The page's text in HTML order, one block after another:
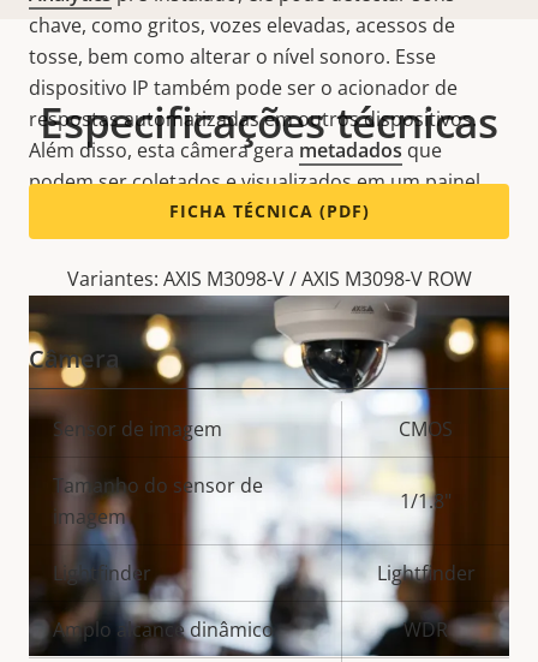
chave, como gritos, vozes elevadas, acessos de
tosse, bem como alterar o nível sonoro. Esse
dispositivo IP também pode ser o acionador de
respostas automatizadasemoutros dispositivos.
Além disso, esta câmera gera metadados que
podem ser coletados e visualizados em um painel
para fornecer insights valiosos.
Especificações técnicas
FICHA TÉCNICA (PDF)
Variantes: AXIS M3098-V / AXIS M3098-V ROW
Câmera
Descrição
propriedade
propriedade
Sensor de imagem CMOS
Tamanho do sensor de
imagem
1/1.8"
Lightfinder Lightfinder
Amplo alcance dinâmico WDR